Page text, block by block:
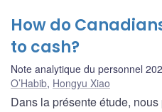
How do
to cash?
Note analytique du personnel
O’Habib, Hongyu Xiao
Dans la présente étude,